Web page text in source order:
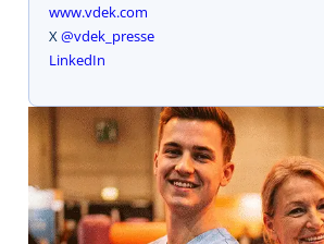
www.vdek.com
X@vdek_presse
LinkedIn